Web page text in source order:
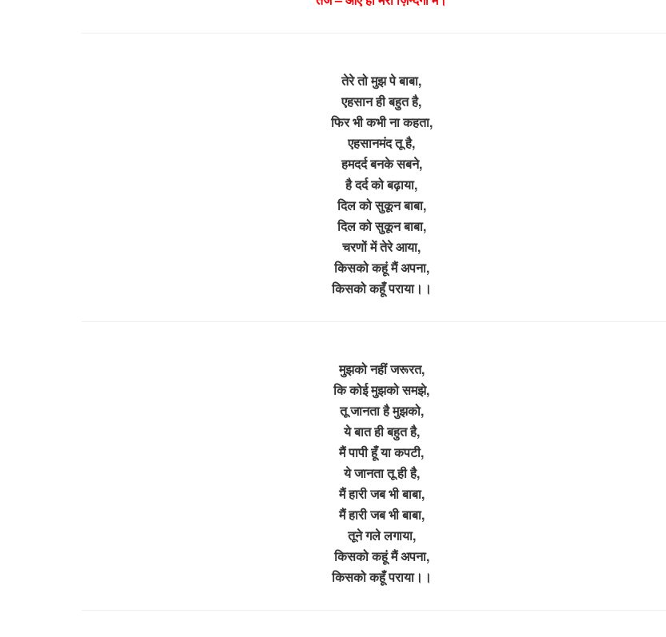
तेरे तो मुझ पे बाबा,
एहसान ही बहुत है,
फिर भी कभी ना कहता,
एहसानमंद तू है,
हमदर्द बनके सबने,
है दर्द को बढ़ाया,
दिल को सुकून बाबा,
दिल को सुकून बाबा,
चरणों में तेरे आया,
किसको कहूं मैं अपना,
किसको कहूँ पराया।।
मुझको नहीं जरूरत,
कि कोई मुझको समझे,
तू जानता है मुझको,
ये बात ही बहुत है,
मैं पापी हूँ या कपटी,
ये जानता तू ही है,
मैं हारी जब भी बाबा,
मैं हारी जब भी बाबा,
तूने गले लगाया,
किसको कहूं मैं अपना,
किसको कहूँ पराया।।